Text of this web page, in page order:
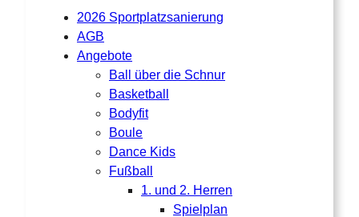
2026 Sportplatzsanierung
AGB
Angebote
Ball über die Schnur
Basketball
Bodyfit
Boule
Dance Kids
Fußball
1. und 2. Herren
Spielplan